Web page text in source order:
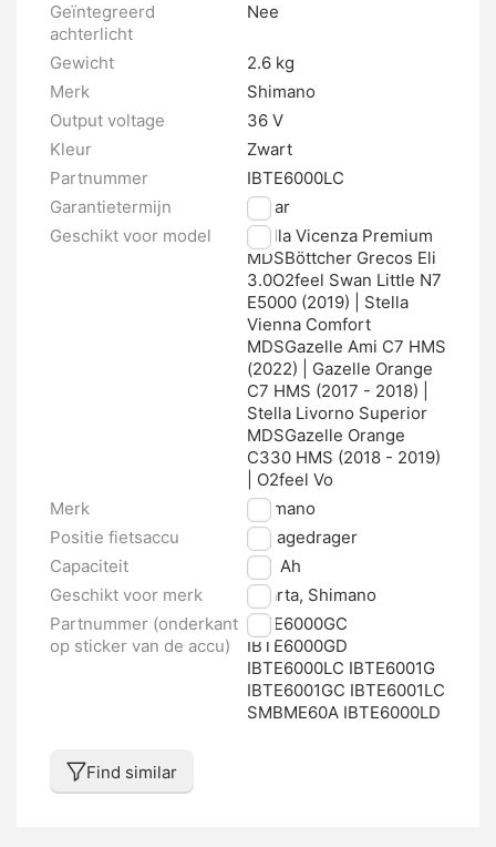
Geïntegreerd
achterlicht
Nee
Gewicht
2.6 kg
Merk
Shimano
Output voltage
36 V
Kleur
Zwart
Partnummer
IBTE6000LC
Garantietermijn
2 jaar
Geschikt voor model
Stella Vicenza Premium
MDSBöttcher Grecos Eli
3.0O2feel Swan Little N7 
E5000 (2019) | Stella
Vienna Comfort
MDSGazelle Ami C7 HMS
(2022) | Gazelle Orange
C7 HMS (2017 - 2018) |
Stella Livorno Superior
MDSGazelle Orange
C330 HMS (2018 - 2019)
| O2feel Vo
Merk
Shimano
Positie fietsaccu
Bagagedrager
Capaciteit
11.6 Ah
Geschikt voor merk
Sparta, Shimano
Partnummer (onderkant
op sticker van de accu)
IBTE6000GC
IBTE6000GD
IBTE6000LC IBTE6001G
IBTE6001GC IBTE6001LC
SMBME60A IBTE6000LD
Find similar